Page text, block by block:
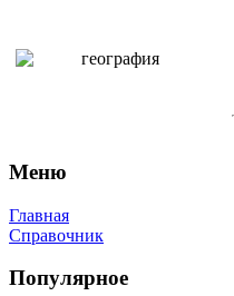
Меню
Главная
Справочник
Популярное